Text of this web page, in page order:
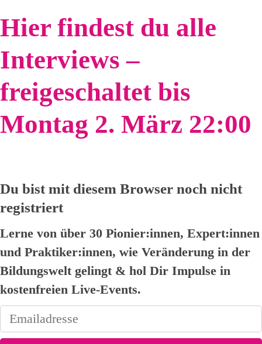
Hier findest du alle
Interviews –
freigeschaltet bis
Montag 2. März 22:00
Du bist mit diesem Browser noch nicht
registriert
Lerne von über 30 Pionier:innen, Expert:innen
und Praktiker:innen, wie Veränderung in der
Bildungswelt gelingt & hol Dir Impulse in
kostenfreien Live-Events.